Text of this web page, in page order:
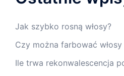
Jak szybko rosną włosy?
Czy można farbować
Ile trwa rekonwalescencja